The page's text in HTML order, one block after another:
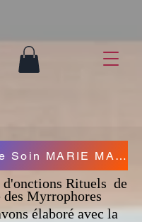
Réserver le Soin MARIE MADELEINE cliquer ici
d'onctions Rituels de
Myrrophores
élaboré avec la